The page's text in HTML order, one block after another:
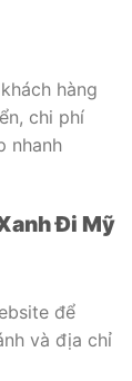
hàng
chi phí
nhanh
Đi Mỹ
để
và địa chỉ